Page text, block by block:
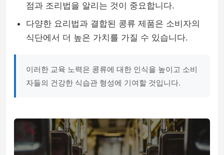
점과 조리법을 알리는 것이 중요합니다.
다양한 요리법과 결합된 콩류 제품은 소비자의
식단에서 더 높은 가치를 가질 수 있습니다.
이러한 교육 노력은 콩류에 대한 인식을 높이고 소비
자들의 건강한 식습관 형성에 기여할 것입니다.